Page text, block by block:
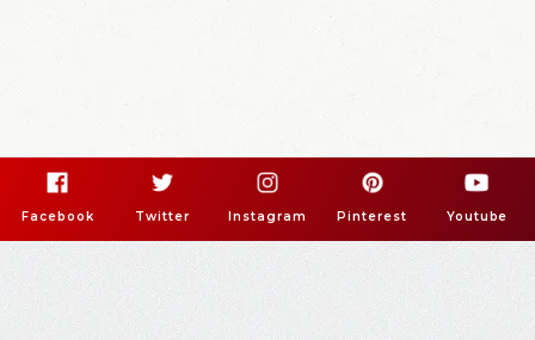
Facebook Twitter Instagram Pinterest Youtube